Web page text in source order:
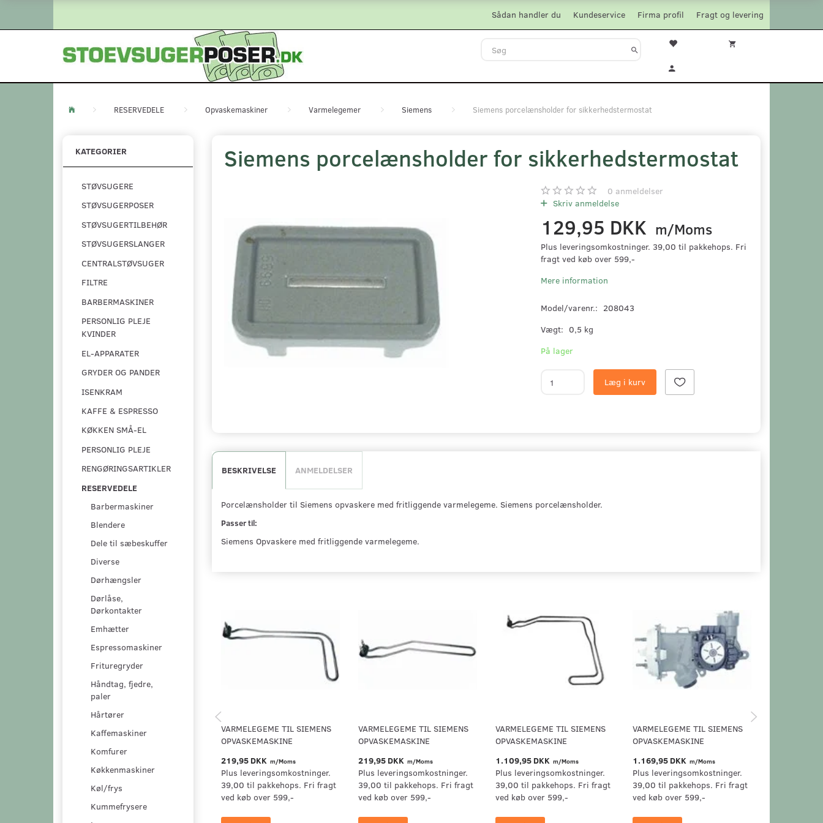
Fragt og levering
Firma profil
Kundeservice
Sådan handler du
RESERVEDELE Opvaskemaskiner Varmelegemer Siemens Siemens porcelænsholder for sikkerhedstermostat
KATEGORIER
STØVSUGERE
STØVSUGERPOSER
STØVSUGERTILBEHØR
STØVSUGERSLANGER
CENTRALSTØVSUGER
FILTRE
BARBERMASKINER
PERSONLIG PLEJE
KVINDER
EL-APPARATER
GRYDER OG PANDER
ISENKRAM
KAFFE & ESPRESSO
KØKKEN SMÅ-EL
PERSONLIG PLEJE
RENGØRINGSARTIKLER
RESERVEDELE
Barbermaskiner
Blendere
Dele til sæbeskuffer
Diverse
Dørhængsler
Dørlåse,
Dørkontakter
Emhætter
Espressomaskiner
Frituregryder
Håndtag, fjedre,
paler
Hårtører
Kaffemaskiner
Komfurer
Køkkenmaskiner
Køl/frys
Kummefrysere
Siemens porcelænsholder for sikkerhedstermostat
0 anmeldelser
Skriv anmeldelse
129,95 DKK m/Moms
Plus leveringsomkostninger. 39,00 til pakkehops. Fri
fragt ved køb over 599,-
Mere information
Model/varenr.: 208043
Vægt: 0,5 kg
På lager
Læg i kurv
BESKRIVELSE ANMELDELSER
Porcelænsholder til Siemens opvaskere med fritliggende varmelegeme. Siemens porcelænsholder.
Passer til:
Siemens Opvaskere med fritliggende varmelegeme.
VARMELEGEME TIL SIEMENS
OPVASKEMASKINE
219,95 DKK m/Moms
Plus leveringsomkostninger.
39,00 til pakkehops. Fri fragt
ved køb over 599,-
VARMELEGEME TIL SIEMENS
OPVASKEMASKINE
219,95 DKK m/Moms
Plus leveringsomkostninger.
39,00 til pakkehops. Fri fragt
ved køb over 599,-
VARMELEGEME TIL SIEMENS
OPVASKEMASKINE
1.109,95 DKK m/Moms
Plus leveringsomkostninger.
39,00 til pakkehops. Fri fragt
ved køb over 599,-
VARMELEGEME TIL SIEMENS
OPVASKEMASKINE
1.169,95 DKK m/Moms
Plus leveringsomkostninger.
39,00 til pakkehops. Fri fragt
ved køb over 599,-